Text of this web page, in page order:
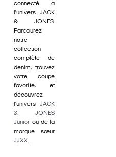
connecté à
l'univers JACK
& JONES.
Parcourez
notre
collection
complète de
denim, trouvez
votre coupe
favorite, et
découvrez
l'univers JACK
& JONES
Junior ou de la
marque sœur
JJXX.